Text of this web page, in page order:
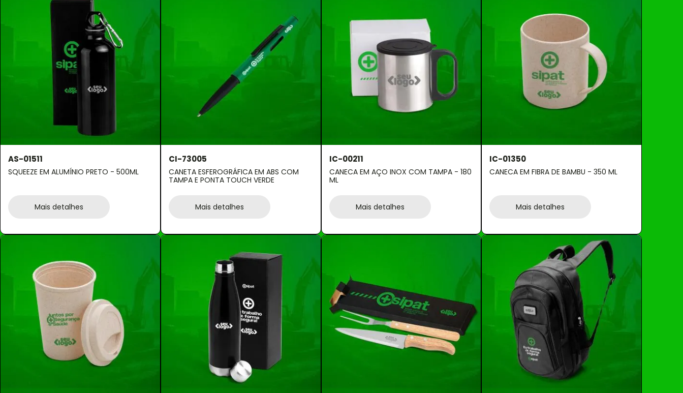
AS-01511
SQUEEZE EM ALUMÍNIO PRETO - 500ML
Mais detalhes
CI-73005
CANETA ESFEROGRÁFICA EM ABS COM
TAMPA E PONTA TOUCH VERDE
Mais detalhes
IC-00211
CANECA EM AÇO INOX COM TAMPA - 180
ML
Mais detalhes
IC-01350
CANECA EM FIBRA DE BAMBU - 350 ML
Mais detalhes